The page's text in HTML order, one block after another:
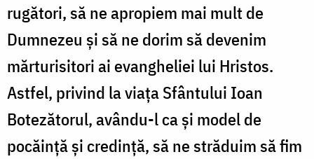
rugători, să ne apropiem mai mult de
Dumnezeu și să ne dorim să devenim
mărturisitori ai evangheliei lui Hristos.
Astfel, privind la viața Sfântului Ioan
Botezătorul, avându-l ca și model de
pocăință și credință, să ne străduim să fim